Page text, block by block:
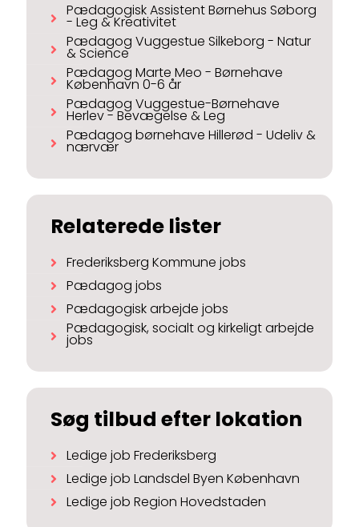
Pædagogisk Assistent Børnehus Søborg
- Leg & Kreativitet
Pædagog Vuggestue Silkeborg - Natur
& Science
Pædagog Marte Meo - Børnehave
København 0-6 år
Pædagog Vuggestue-Børnehave
Herlev - Bevægelse & Leg
Pædagog børnehave Hillerød - Udeliv &
nærvær
Relaterede lister
Frederiksberg Kommune jobs
Pædagog jobs
Pædagogisk arbejde jobs
Pædagogisk, socialt og kirkeligt arbejde
jobs
Søg tilbud efter lokation
Ledige job Frederiksberg
Ledige job Landsdel Byen København
Ledige job Region Hovedstaden